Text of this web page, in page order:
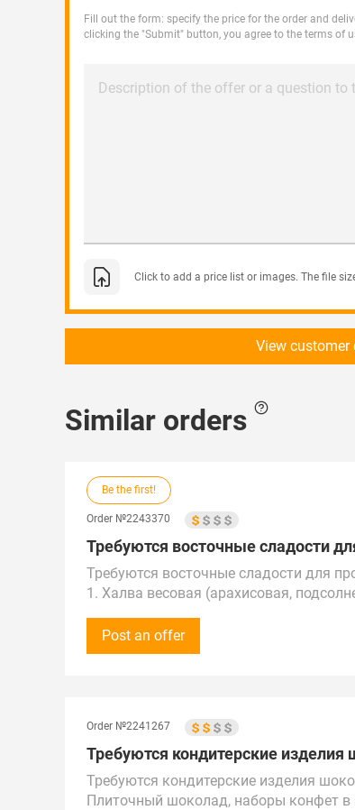
Fill out the form: specify the price for the order and
clicking the "Submit" button, you agree to the terms of
Description of the offer or a question to
Click to add a price list or images. The file
View customer
Similar orders
Be the first!
Order №2243370
Требуются восточные сладости
Требуются восточные сладости для
1. Халва весовая (арахисовая,
Просьба оставлять ваши предложения
Поставщиков рассматриваем по всей
Post an offer
Order №2241267
Требуются кондитерские
Требуются кондитерские изделия
Плиточный шоколад, наборы конфет в